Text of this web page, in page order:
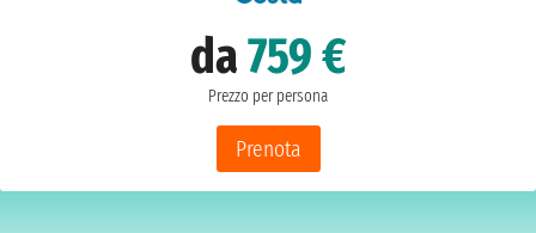
da759 €
Prezzo per persona
Prenota